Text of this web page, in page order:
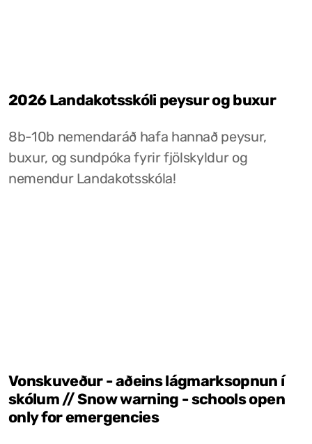
2026 Landakotsskóli peysur og buxur
8b-10b nemendaráð hafa hannað peysur,
buxur, og sundpóka fyrir fjölskyldur og
nemendur Landakotsskóla!
Vonskuveður - aðeins lágmarksopnun í
skólum // Snow warning - schools open
only for emergencies